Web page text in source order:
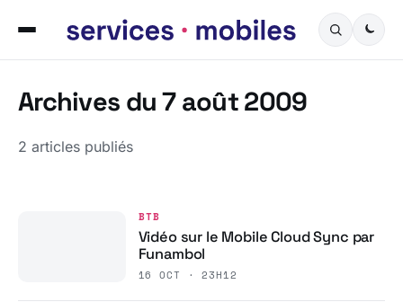
Archives du 7 août 2009
2 articles publiés
BTB
Vidéo sur le Mobile Cloud Sync par
Funambol
16 OCT · 23H12